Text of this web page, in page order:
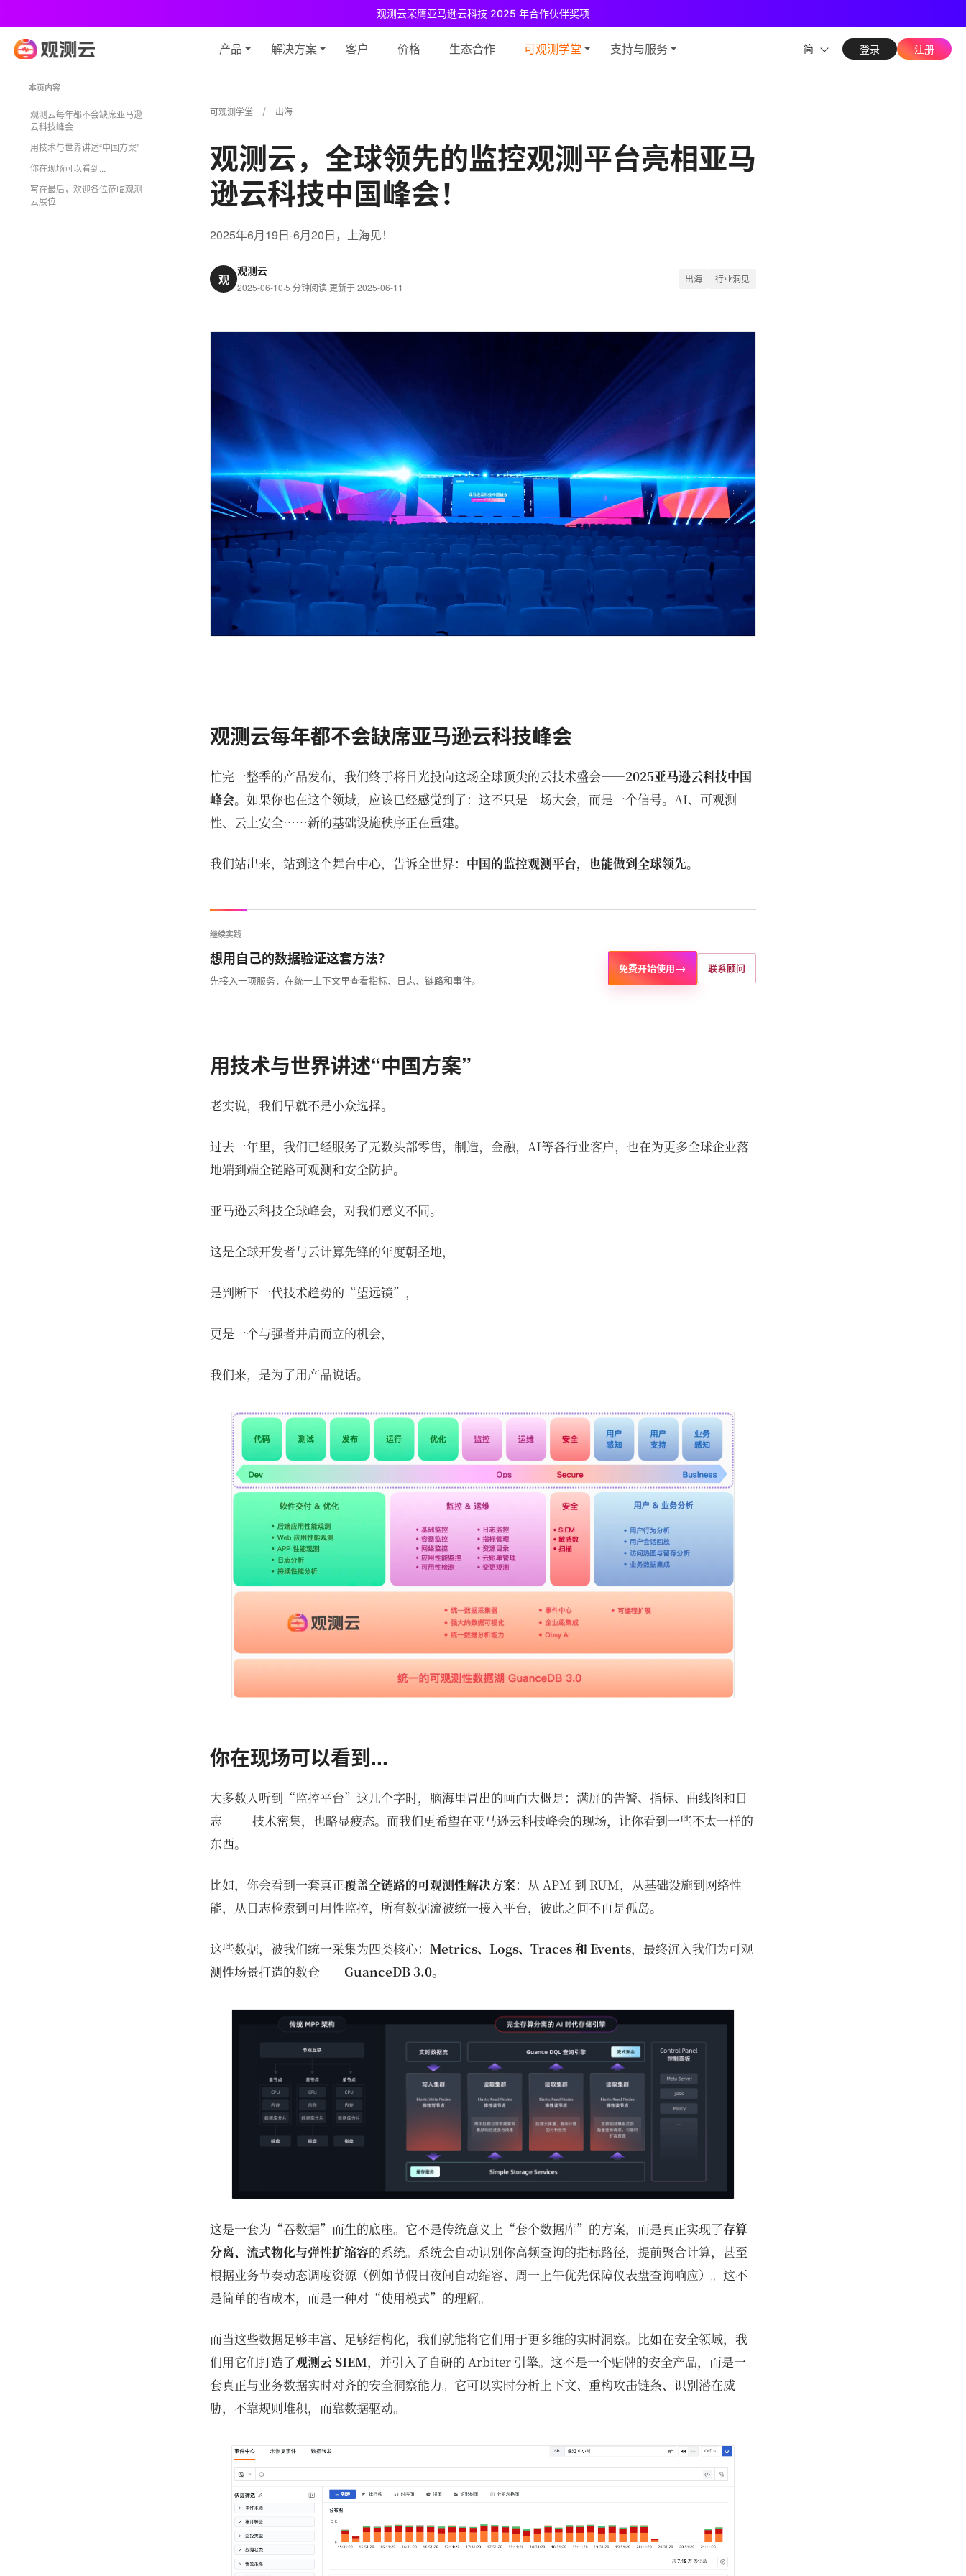
观测云荣膺亚马逊云科技 2025 年合作伙伴奖项
观测云免费版现已推出！ 专为中小团队与个人开发者设计，立享强大可观测能力
产品 解决方案 客户 价格 生态合作 可观测学堂 支持与服务 简 登录 注册
可观测学堂 出海
观测云，全球领先的监控观测平台亮相亚马
逊云科技中国峰会！
2025年6月19日-6月20日，上海见！
观
观测云
2025-06-10·5 分钟阅读·更新于 2025-06-11
出海 行业洞见
本页内容
观测云每年都不会缺席亚马逊
云科技峰会
用技术与世界讲述“中国方案”
你在现场可以看到...
写在最后，欢迎各位莅临观测
云展位
观测云每年都不会缺席亚马逊云科技峰会
忙完一整季的产品发布，我们终于将目光投向这场全球顶尖的云技术盛会——2025亚马逊云科技中国
峰会。如果你也在这个领域，应该已经感觉到了：这不只是一场大会，而是一个信号。AI、可观测
性、云上安全……新的基础设施秩序正在重建。
我们站出来，站到这个舞台中心，告诉全世界： 中国的监控观测平台，也能做到全球领先。
继续实践
想用自己的数据验证这套方法？
先接入一项服务，在统一上下文里查看指标、日志、链路和事件。
免费开始使用→ 联系顾问
用技术与世界讲述“中国方案”
老实说，我们早就不是小众选择。
过去一年里，我们已经服务了无数头部零售，制造，金融，AI等各行业客户，也在为更多全球企业落
地端到端全链路可观测和安全防护。
亚马逊云科技全球峰会，对我们意义不同。
这是全球开发者与云计算先锋的年度朝圣地，
是判断下一代技术趋势的“望远镜”，
更是一个与强者并肩而立的机会，
我们来，是为了用产品说话。
你在现场可以看到...
大多数人听到“监控平台”这几个字时，脑海里冒出的画面大概是：满屏的告警、指标、曲线图和日
志 —— 技术密集，也略显疲态。而我们更希望在亚马逊云科技峰会的现场，让你看到一些不太一样的
东西。
比如，你会看到一套真正覆盖全链路的可观测性解决方案：从 APM 到 RUM，从基础设施到网络性
能，从日志检索到可用性监控，所有数据流被统一接入平台，彼此之间不再是孤岛。
这些数据，被我们统一采集为四类核心： Metrics、Logs、Traces 和 Events，最终沉入我们为可观
测性场景打造的数仓——GuanceDB 3.0。
这是一套为“吞数据”而生的底座。它不是传统意义上“套个数据库”的方案，而是真正实现了存算
分离、流式物化与弹性扩缩容的系统。系统会自动识别你高频查询的指标路径，提前聚合计算，甚至
根据业务节奏动态调度资源（例如节假日夜间自动缩容、周一上午优先保障仪表盘查询响应）。这不
是简单的省成本，而是一种对“使用模式”的理解。
而当这些数据足够丰富、足够结构化，我们就能将它们用于更多维的实时洞察。比如在安全领域，我
们用它们打造了观测云 SIEM，并引入了自研的 Arbiter 引擎。这不是一个贴牌的安全产品，而是一
套真正与业务数据实时对齐的安全洞察能力。它可以实时分析上下文、重构攻击链条、识别潜在威
胁，不靠规则堆积，而靠数据驱动。